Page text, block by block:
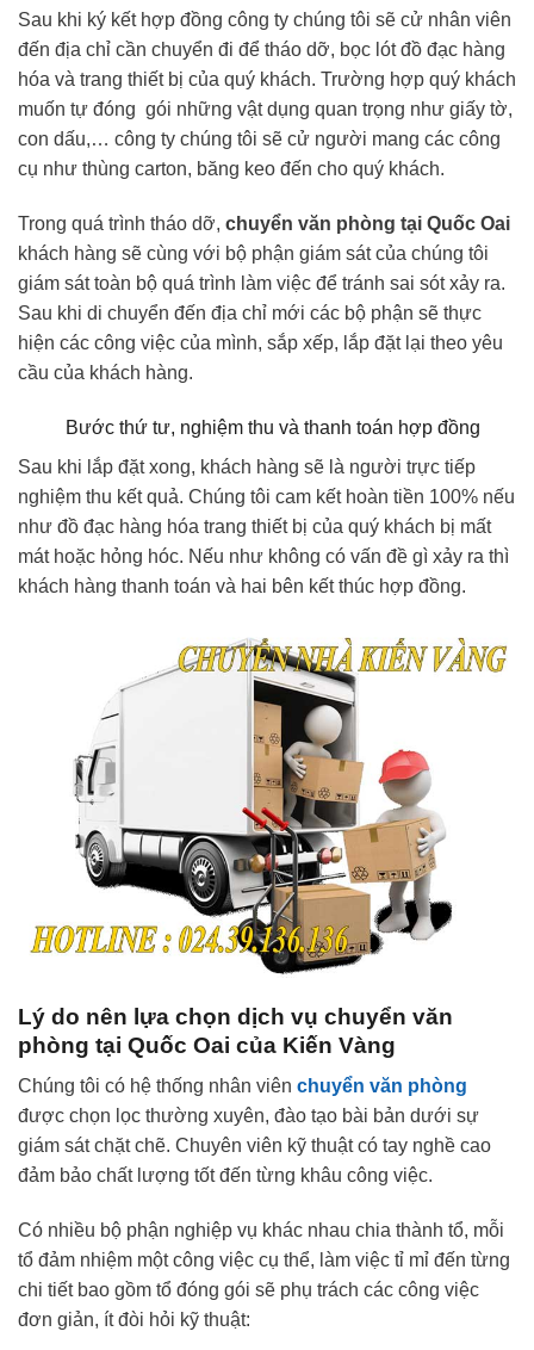
Sau khi ký kết hợp đồng công ty chúng tôi sẽ cử nhân viên
đến địa chỉ cần chuyển đi để tháo dỡ, bọc lót đồ đạc hàng
hóa và trang thiết bị của quý khách. Trường hợp quý khách
muốn tự đóng gói những vật dụng quan trọng như giấy tờ,
con dấu,… công ty chúng tôi sẽ cử người mang các công
cụ như thùng carton, băng keo đến cho quý khách.
Trong quá trình tháo dỡ, chuyển văn phòng tại Quốc Oai
khách hàng sẽ cùng với bộ phận giám sát của chúng tôi
giám sát toàn bộ quá trình làm việc để tránh sai sót xảy ra.
Sau khi di chuyển đến địa chỉ mới các bộ phận sẽ thực
hiện các công việc của mình, sắp xếp, lắp đặt lại theo yêu
cầu của khách hàng.
Bước thứ tư, nghiệm thu và thanh toán hợp đồng
Sau khi lắp đặt xong, khách hàng sẽ là người trực tiếp
nghiệm thu kết quả. Chúng tôi cam kết hoàn tiền 100% nếu
như đồ đạc hàng hóa trang thiết bị của quý khách bị mất
mát hoặc hỏng hóc. Nếu như không có vấn đề gì xảy ra thì
khách hàng thanh toán và hai bên kết thúc hợp đồng.
Lý do nên lựa chọn dịch vụ chuyển văn
phòng tại Quốc Oai của Kiến Vàng
Chúng tôi có hệ thống nhân viên chuyển văn phòng
được chọn lọc thường xuyên, đào tạo bài bản dưới sự
giám sát chặt chẽ. Chuyên viên kỹ thuật có tay nghề cao
đảm bảo chất lượng tốt đến từng khâu công việc.
Có nhiều bộ phận nghiệp vụ khác nhau chia thành tổ, mỗi
tổ đảm nhiệm một công việc cụ thể, làm việc tỉ mỉ đến từng
chi tiết bao gồm tổ đóng gói sẽ phụ trách các công việc
đơn giản, ít đòi hỏi kỹ thuật: